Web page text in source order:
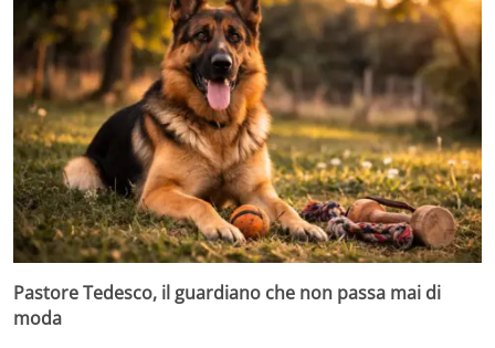
Pastore Tedesco, il guardiano che non passa mai di
moda